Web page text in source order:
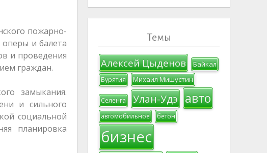
пожарно-
оперы и балета
и проведения
граждан.
замыкания.
и сильного
социальной
планировка
Темы
Алексей Цыденов Байкал
Бурятия Михаил Мишустин
Селенга Улан-Удэ авто
автомобильное бетон
бизнес